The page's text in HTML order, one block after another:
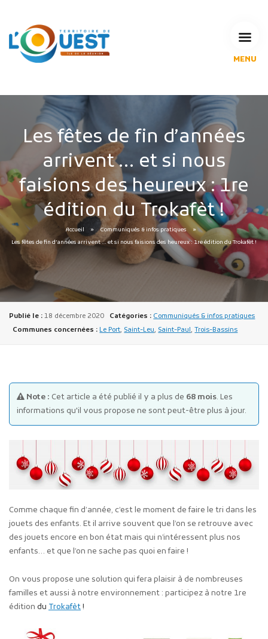
MENU
Espace Habitant
Espace Pro
Espace Pédagogique
RECHERCHE
CALENDRIERS DE COLLECTE
MES DÉMARCHES
Marchés publics
Projets financés par l'Europe
Plans d'accès
Les fêtes de fin d’années
arrivent … et si nous
faisions des heureux : 1re
édition du Trokafèt !
Accueil
Communiqués & infos pratiques
Les fêtes de fin d’années arrivent … et si nous faisions des heureux : 1re édition du Trokafèt !
Publié le : 18 décembre 2020 Catégories : Communiqués & infos pratiques
Communes concernées : Le Port, Saint-Leu, Saint-Paul,Trois-Bassins
Note : Cet article a été publié il y a plus de 68 mois. Les
informations qu'il vous propose ne sont peut-être plus à jour.
Comme chaque fin d’année, c’est le moment de faire le tri dans les
jouets des enfants. Et il arrive souvent que l’on se retrouve avec
des jouets encore en bon état mais qui n’intéressent plus nos
enfants… et que l’on ne sache pas quoi en faire !
On vous propose une solution qui fera plaisir à de nombreuses
familles et aussi à notre environnement : participez à notre 1re
édition du Trokafèt!